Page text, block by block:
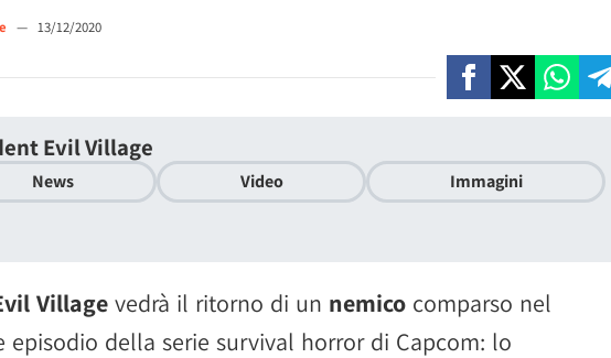
— 13/12/2020
Evil Village
News Video Immagini
Village vedrà il ritorno di un nemico comparso nel
episodio della serie survival horror di Capcom: lo